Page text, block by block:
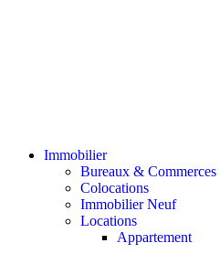
Immobilier
Bureaux & Commerces
Colocations
Immobilier Neuf
Locations
Appartement